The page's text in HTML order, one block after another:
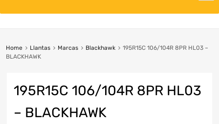
Home Llantas Marcas Blackhawk
195R15C 106/104R 8PR HL03 –
BLACKHAWK
195R15C 106/104R 8PR HL03
– BLACKHAWK